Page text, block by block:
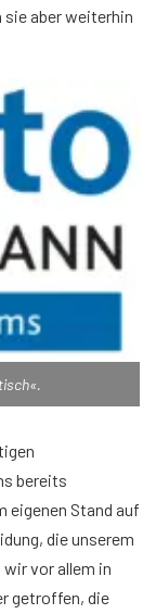
aber weiterhin
bereits
eigenen Stand auf
die unserem
vor allem in
getroffen, die